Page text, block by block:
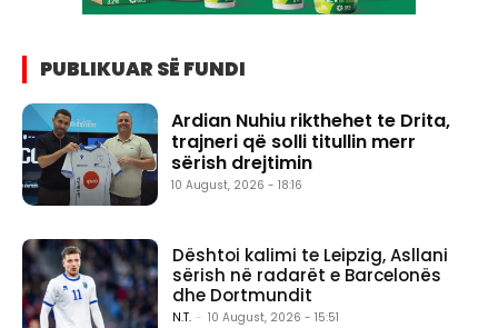
PUBLIKUAR SË FUNDI
Ardian Nuhiu rikthehet te Drita,
trajneri që solli titullin merr
sërish drejtimin
10 August, 2026 - 18:16
Dështoi kalimi te Leipzig, Asllani
sërish në radarët e Barcelonës
dhe Dortmundit
N.T. - 10 August, 2026 - 15:51